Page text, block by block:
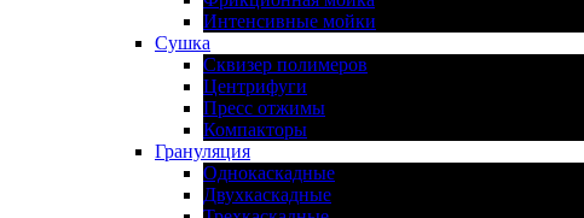
Интенсивные мойки
Сушка
Сквизер полимеров
Центрифуги
Пресс отжимы
Компакторы
Грануляция
Однокаскадные
Двухкаскадные